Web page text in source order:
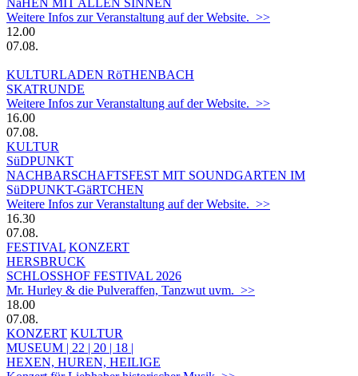
Weitere Infos zur Veranstaltung auf der Website. >>
12.00
07.08.
KULTURLADEN RöTHENBACH
SKATRUNDE
Weitere Infos zur Veranstaltung auf der Website. >>
16.00
07.08.
KULTUR
SüDPUNKT
NACHBARSCHAFTSFEST MIT SOUNDGARTEN IM
SüDPUNKT-GäRTCHEN
Weitere Infos zur Veranstaltung auf der Website. >>
16.30
07.08.
FESTIVAL KONZERT
HERSBRUCK
SCHLOSSHOF FESTIVAL 2026
Mr. Hurley & die Pulveraffen, Tanzwut uvm. >>
18.00
07.08.
KONZERT KULTUR
MUSEUM | 22 | 20 | 18 |
HEXEN, HUREN, HEILIGE